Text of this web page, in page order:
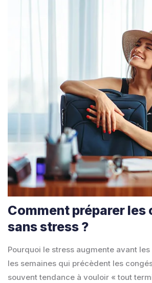
Comment préparer les
sans stress ?
Pourquoi le stress augmente avant
les semaines qui précèdent les
souvent tendance à vouloir « tout